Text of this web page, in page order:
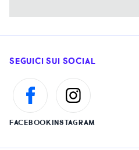
SEGUICI SUI SOCIAL
FACEBOOKINSTAGRAM